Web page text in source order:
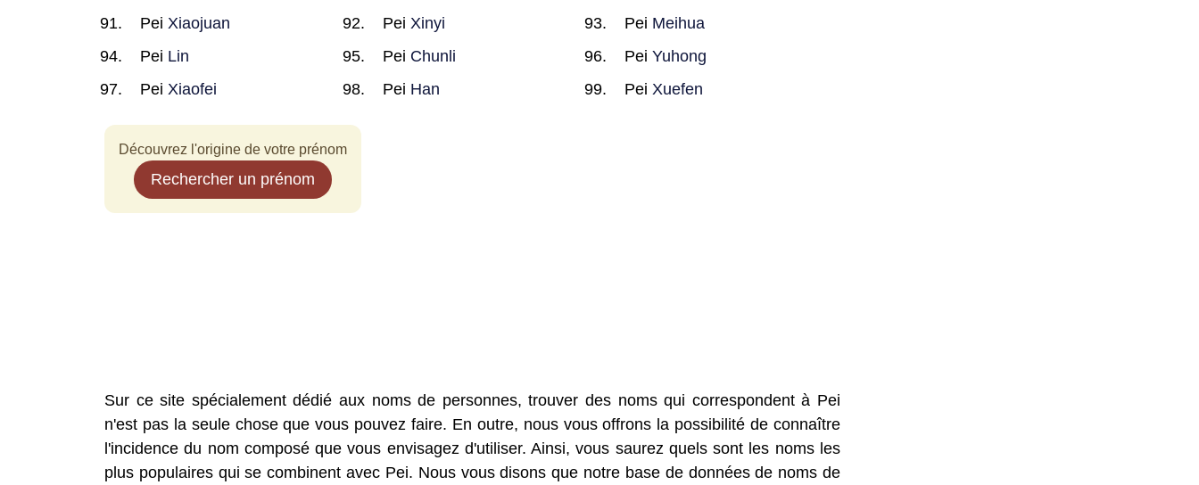
Pei Xiaojuan Pei Xinyi Pei Meihua
Pei Lin Pei Chunli PeiYuhong
Pei Xiaofei Pei Han PeiXuefen
Découvrez l'origine de votre prénom
Rechercher un prénom
Sur ce site spécialement dédié aux noms de personnes, trouver des noms qui correspondent à Pei
n'est pas la seule chose que vous pouvez faire. En outre, nous vous offrons la possibilité de connaître
l'incidence du nom composé que vous envisagez d'utiliser. Ainsi, vous saurez quels sont les noms les
plus populaires qui se combinent avec Pei. Nous vous disons que notre base de données de noms de